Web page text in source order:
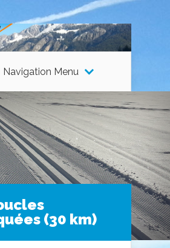
Navigation Menu
(30 km)